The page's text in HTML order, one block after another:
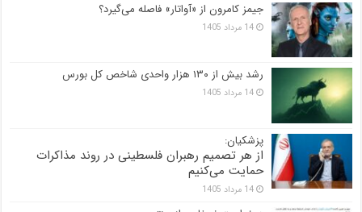
جیمز کامرون از «آواتار» فاصله می‌گیرد؟
14 مرداد 1405
رشد بیش از ۱۳۰ هزار واحدی شاخص کل بورس
14 مرداد 1405
پزشکیان:
از هر تصمیم رهبران فلسطینی در روند مذاکرات
حمایت می‌کنیم
14 مرداد 1405